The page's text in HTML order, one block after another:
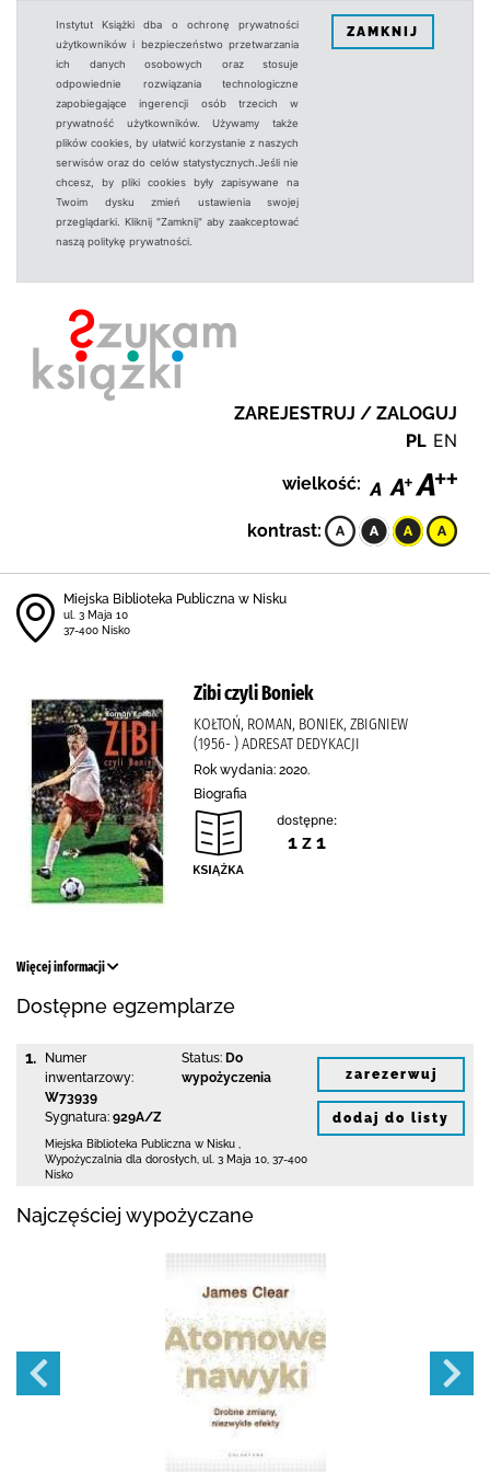
Instytut Książki dba o ochronę prywatności
użytkowników i bezpieczeństwo przetwarzania
ich danych osobowych oraz stosuje
odpowiednie rozwiązania technologiczne
zapobiegające ingerencji osób trzecich w
prywatność użytkowników. Używamy także
plików cookies, by ułatwić korzystanie z naszych
serwisów oraz do celów statystycznych.Jeśli nie
chcesz, by pliki cookies były zapisywane na
Twoim dysku zmień ustawienia swojej
przeglądarki. Kliknij "Zamknij" aby zaakceptować
naszą politykę prywatności.
ZAMKNIJ
ZAREJESTRUJ / ZALOGUJ
PL EN
wielkość:
kontrast:
Miejska Biblioteka Publiczna w Nisku
ul. 3 Maja 10
37-400 Nisko
Zibi czyli Boniek
KOŁTOŃ, ROMAN, BONIEK, ZBIGNIEW
(1956- ) ADRESAT DEDYKACJI
Rok wydania: 2020.
Biografia
dostępne:
1 z 1
Więcej informacji
Dostępne egzemplarze
1.
Numer
inwentarzowy:
W73939
Sygnatura: 929A/Z
Status: Do
wypożyczenia
Miejska Biblioteka Publiczna w Nisku
Wypożyczalnia dla dorosłych, ul. 3 Maja 10 37-400
Nisko
zarezerwuj
dodaj do listy
Najczęściej wypożyczane